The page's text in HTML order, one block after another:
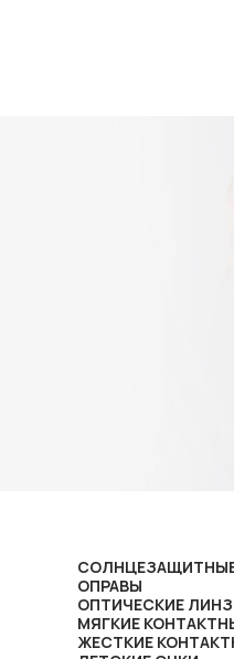
ОПРАВЫ
ОПТИЧЕСКИЕ
МЯГКИЕ
ЖЕСТКИЕ